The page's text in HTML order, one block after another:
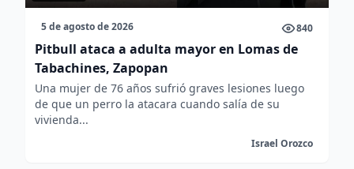
5 de agosto de 2026 840
Pitbull ataca a adulta mayor en Lomas de
Tabachines, Zapopan
Una mujer de 76 años sufrió graves lesiones luego
de que un perro la atacara cuando salía de su
vivienda...
Israel Orozco